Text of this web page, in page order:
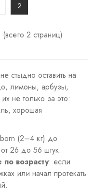
2
2 страниц)
стыдно оставить на
лимоны, арбузы,
не только за это:
хорошая
(2–4 кг) до
26 до 56 штук.
по возрасту: если
или начал протекать